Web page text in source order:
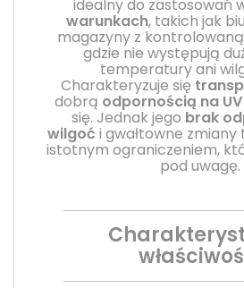
idealny do zastosowań
warunkach, takich jak
magazyny z
gdzie nie występują
temperatury ani
Charakteryzuje się
dobrą odpornością na UV
się. Jednak jego brak
wilgoć i gwałtowne
istotnym ograniczeniem,
pod uwagę.